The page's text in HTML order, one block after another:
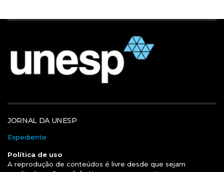
JORNAL DA UNESP
Expediente
Política de uso
A reprodução de conteúdos é livre desde que sejam